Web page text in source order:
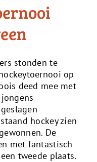
stonden te
op
deed mee met
hockey zien
De
met fantastisch
tweede plaats.